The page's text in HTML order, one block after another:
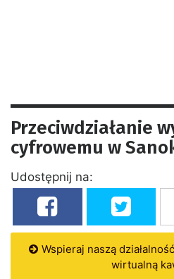
Przeciwdziałanie
cyfrowemu w
Udostępnij na:
Wspieraj naszą
wirtualną